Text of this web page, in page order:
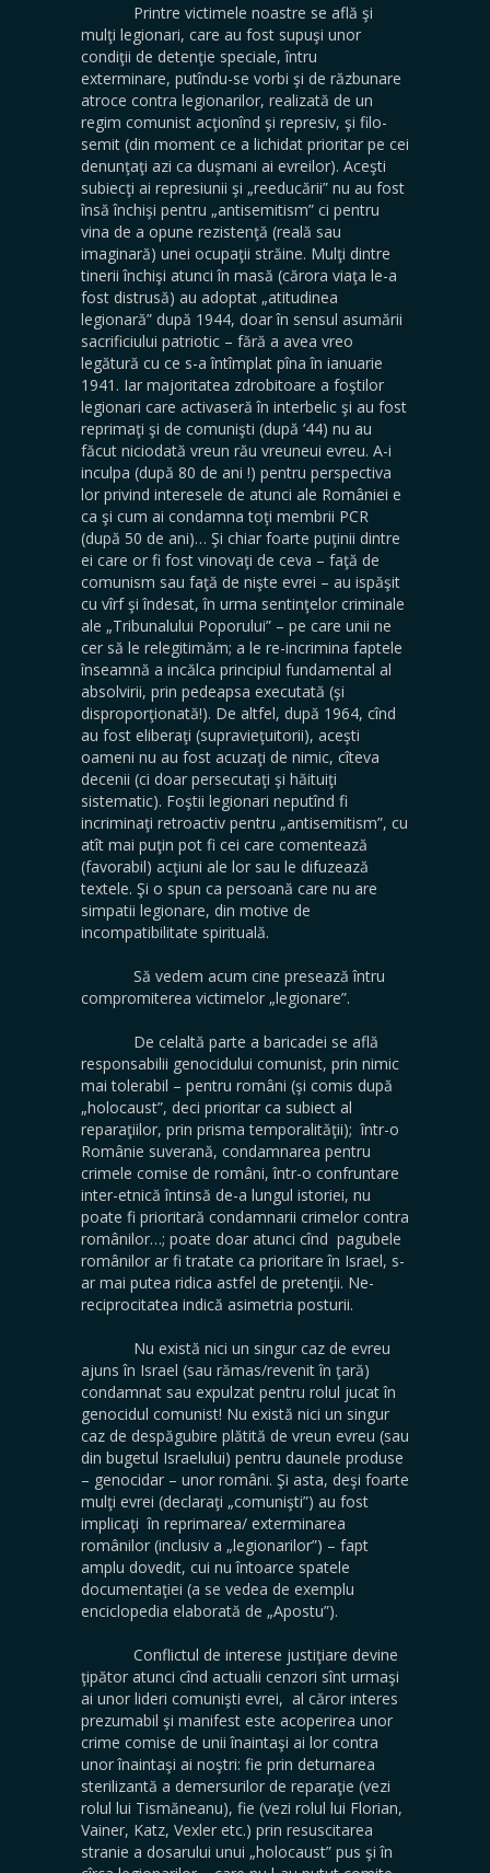
Printre victimele noastre se află şi
mulţi legionari, care au fost supuşi unor
condiţii de detenţie speciale, întru
exterminare, putîndu-se vorbi şi de răzbunare
atroce contra legionarilor, realizată de un
regim comunist acţionînd şi represiv, şi filo-
semit (din moment ce a lichidat prioritar pe cei
denunţaţi azi ca duşmani ai evreilor). Aceşti
subiecţi ai represiunii şi „reeducării” nu au fost
însă închişi pentru „antisemitism” ci pentru
vina de a opune rezistenţă (reală sau
imaginară) unei ocupaţii străine. Mulţi dintre
tinerii închişi atunci în masă (cărora viaţa le-a
fost distrusă) au adoptat „atitudinea
legionară” după 1944, doar în sensul asumării
sacrificiului patriotic – fără a avea vreo
legătură cu ce s-a întîmplat pîna în ianuarie
1941. Iar majoritatea zdrobitoare a foştilor
legionari care activaseră în interbelic şi au fost
reprimaţi şi de comunişti (după ‘44) nu au
făcut niciodată vreun rău vreuneui evreu. A-i
inculpa (după 80 de ani !) pentru perspectiva
lor privind interesele de atunci ale României e
ca şi cum ai condamna toţi membrii PCR
(după 50 de ani)… Şi chiar foarte puţinii dintre
ei care or fi fost vinovaţi de ceva – faţă de
comunism sau faţă de nişte evrei – au ispăşit
cu vîrf şi îndesat, în urma sentinţelor criminale
ale „Tribunalului Poporului” – pe care unii ne
cer să le relegitimăm; a le re-incrimina faptele
înseamnă a incălca principiul fundamental al
absolvirii, prin pedeapsa executată (şi
disproporţionată!). De altfel, după 1964, cînd
au fost eliberaţi (supravieţuitorii), aceşti
oameni nu au fost acuzaţi de nimic, cîteva
decenii (ci doar persecutaţi şi hăituiţi
sistematic). Foştii legionari neputînd fi
incriminaţi retroactiv pentru „antisemitism”, cu
atît mai puţin pot fi cei care comentează
(favorabil) acţiuni ale lor sau le difuzează
textele. Şi o spun ca persoană care nu are
simpatii legionare, din motive de
incompatibilitate spirituală.
Să vedem acum cine presează întru
compromiterea victimelor „legionare”.
De celaltă parte a baricadei se află
responsabilii genocidului comunist, prin nimic
mai tolerabil – pentru români (şi comis după
„holocaust”, deci prioritar ca subiect al
reparaţiilor, prin prisma temporalităţii); într-o
Românie suverană, condamnarea pentru
crimele comise de români, într-o confruntare
inter-etnică întinsă de-a lungul istoriei, nu
poate fi prioritară condamnarii crimelor contra
românilor…; poate doar atunci cînd pagubele
românilor ar fi tratate ca prioritare în Israel, s-
ar mai putea ridica astfel de pretenţii. Ne-
reciprocitatea indică asimetria posturii.
Nu există nici un singur caz de evreu
ajuns în Israel (sau rămas/revenit în ţară)
condamnat sau expulzat pentru rolul jucat în
genocidul comunist! Nu există nici un singur
caz de despăgubire plătită de vreun evreu (sau
din bugetul Israelului) pentru daunele produse
– genocidar – unor români. Şi asta, deşi foarte
mulţi evrei (declaraţi „comunişti”) au fost
implicaţi în reprimarea/ exterminarea
românilor (inclusiv a „legionarilor”) – fapt
amplu dovedit, cui nu întoarce spatele
documentaţiei (a se vedea de exemplu
enciclopedia elaborată de „Apostu”).
Conflictul de interese justiţiare devine
ţipător atunci cînd actualii cenzori sînt urmaşi
ai unor lideri comunişti evrei, al căror interes
prezumabil şi manifest este acoperirea unor
crime comise de unii înaintaşi ai lor contra
unor înaintaşi ai noştri: fie prin deturnarea
sterilizantă a demersurilor de reparaţie (vezi
rolul lui Tismăneanu), fie (vezi rolul lui Florian,
Vainer, Katz, Vexler etc.) prin resuscitarea
stranie a dosarului unui „holocaust” pus şi în